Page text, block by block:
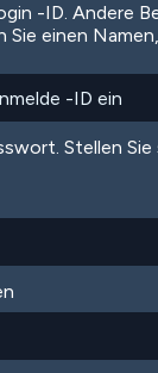
-ID. Andere
Sie einen
Stellen Sie